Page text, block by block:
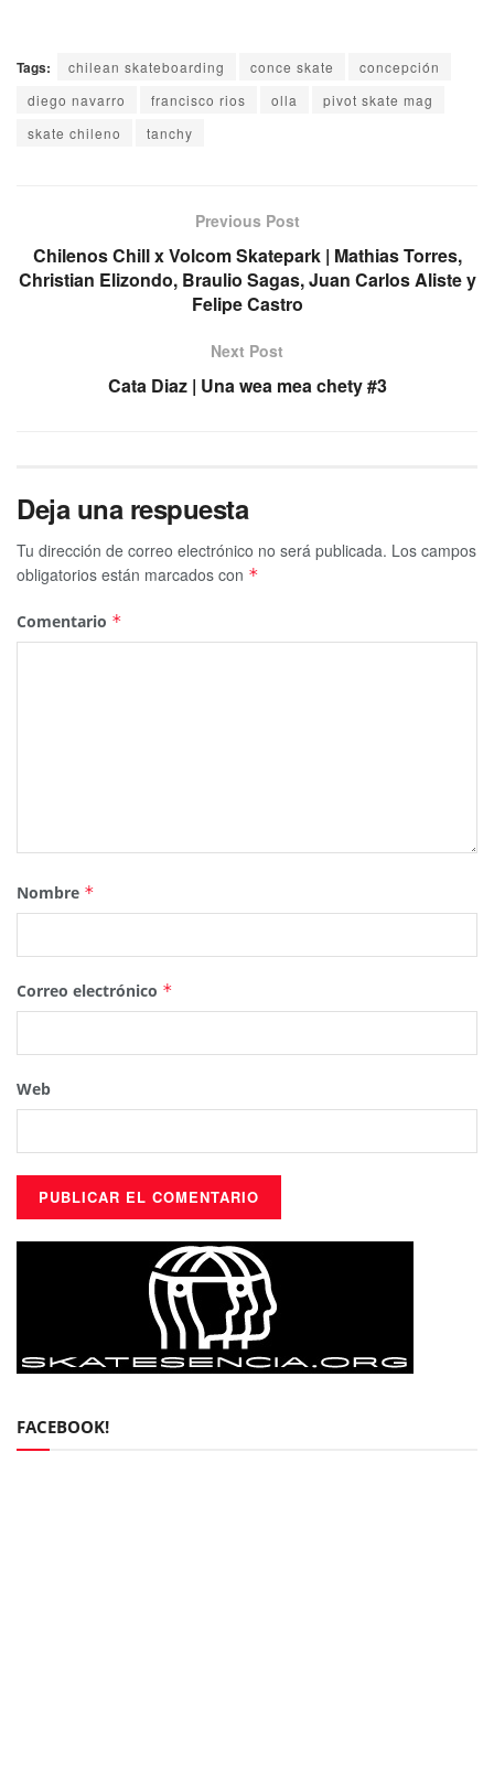
Tags: chilean skateboarding conce skate
concepción
diego navarro
francisco rios olla
pivot skate mag
skate chileno
tanchy
Previous Post
Chilenos Chill x Volcom Skatepark | Mathias Torres,
Christian Elizondo, Braulio Sagas, Juan Carlos Aliste y
Felipe Castro
Next Post
Cata Diaz | Una wea mea chety #3
Deja una respuesta
Tu dirección de correo electrónico no será publicada. Los campos
obligatorios están marcados con *
Comentario *
Nombre *
Correo electrónico *
Web
FACEBOOK!